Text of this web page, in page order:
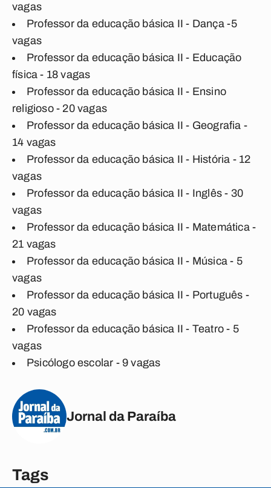
vagas
Professor da educação básica II - Dança -5
vagas
Professor da educação básica II - Educação
física - 18 vagas
Professor da educação básica II - Ensino
religioso - 20 vagas
Professor da educação básica II - Geografia -
14 vagas
Professor da educação básica II - História - 12
vagas
Professor da educação básica II - Inglês - 30
vagas
Professor da educação básica II - Matemática -
21 vagas
Professor da educação básica II - Música - 5
vagas
Professor da educação básica II - Português -
20 vagas
Professor da educação básica II - Teatro - 5
vagas
Psicólogo escolar - 9 vagas
Jornal da Paraíba
Tags